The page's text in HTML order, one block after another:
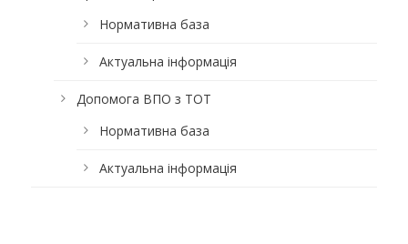
Нормативна база
Актуальна інформація
Допомога ВПО з ТОТ
Нормативна база
Актуальна інформація